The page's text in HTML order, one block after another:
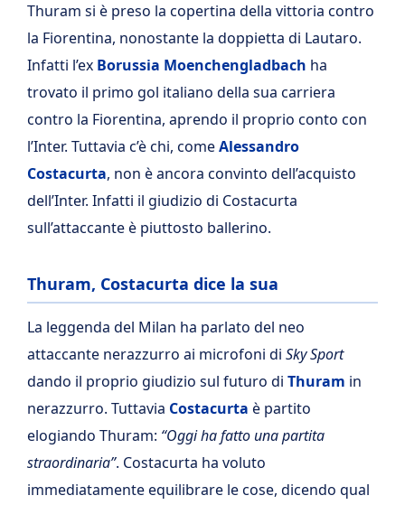
Thuram si è preso la copertina della vittoria contro
la Fiorentina, nonostante la doppietta di Lautaro.
Infatti l’ex Borussia Moenchengladbach ha
trovato il primo gol italiano della sua carriera
contro la Fiorentina, aprendo il proprio conto con
l’Inter. Tuttavia c’è chi, comeAlessandro
Costacurta, non è ancora convinto dell’acquisto
dell’Inter. Infatti il giudizio di Costacurta
sull’attaccante è piuttosto ballerino.
Thuram, Costacurta dice la sua
La leggenda del Milan ha parlato del neo
attaccante nerazzurro ai microfoni di Sky Sport
dando il proprio giudizio sul futuro di Thuram in
nerazzurro. Tuttavia Costacurta è partito
elogiando Thuram: “Oggi ha fatto una partita
straordinaria”. Costacurta ha voluto
immediatamente equilibrare le cose, dicendo qual